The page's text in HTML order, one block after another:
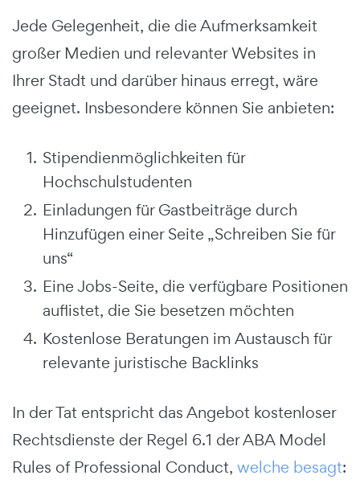
Jede Gelegenheit, die die Aufmerksamkeit
großer Medien und relevanter Websites in
Ihrer Stadt und darüber hinaus erregt, wäre
geeignet. Insbesondere können Sie anbieten:
Stipendienmöglichkeiten für
Hochschulstudenten
Einladungen für Gastbeiträge durch
Hinzufügen einer Seite „Schreiben Sie für
uns“
Eine Jobs-Seite, die verfügbare Positionen
auflistet, die Sie besetzen möchten
Kostenlose Beratungen im Austausch für
relevante juristische Backlinks
In der Tat entspricht das Angebot kostenloser
Rechtsdienste der Regel 6.1 der ABA Model
Rules of Professional Conduct, welche besagt: